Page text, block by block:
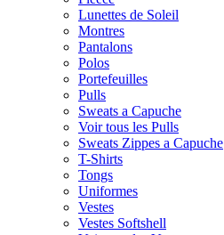
Lunettes de Soleil
Montres
Pantalons
Polos
Portefeuilles
Pulls
Sweats a Capuche
Voir tous les Pulls
Sweats Zippes a Capuche
T-Shirts
Tongs
Uniformes
Vestes
Vestes Softshell